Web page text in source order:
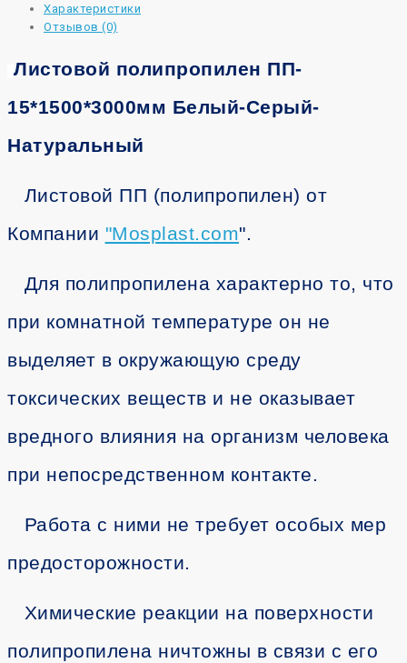
Характеристики
Отзывов (0)
Листовой полипропилен ПП-
15*1500*3000мм Белый-Серый-
Натуральный
Листовой ПП (полипропилен) от
Компании "Mosplast.com".
Для полипропилена характерно то, что
при комнатной температуре он не
выделяет в окружающую среду
токсических веществ и не оказывает
вредного влияния на организм человека
при непосредственном контакте.
Работа с ними не требует особых мер
предосторожности.
Химические реакции на поверхности
полипропилена ничтожны в связи с его